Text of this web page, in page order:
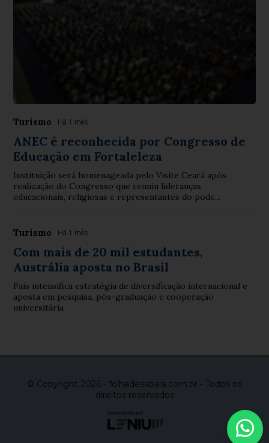
Turismo Há 1 mês
ANEC é reconhecida por Congresso de
Educação em Fortaleleza
Instituição será homenageada pelo Visite Ceará após
realização do Congresso que reuniu lideranças
educacionais, religiosas e representantes do pode...
Turismo Há 1 mês
Com mais de 20 mil estudantes,
Austrália aposta no Brasil
País intensifica estratégia de diversificação internacional e
aposta em pesquisa, pós-graduação e cooperação
universitária
© Copyright 2026 - folhadesabara.com.br - Todos os
direitos reservados